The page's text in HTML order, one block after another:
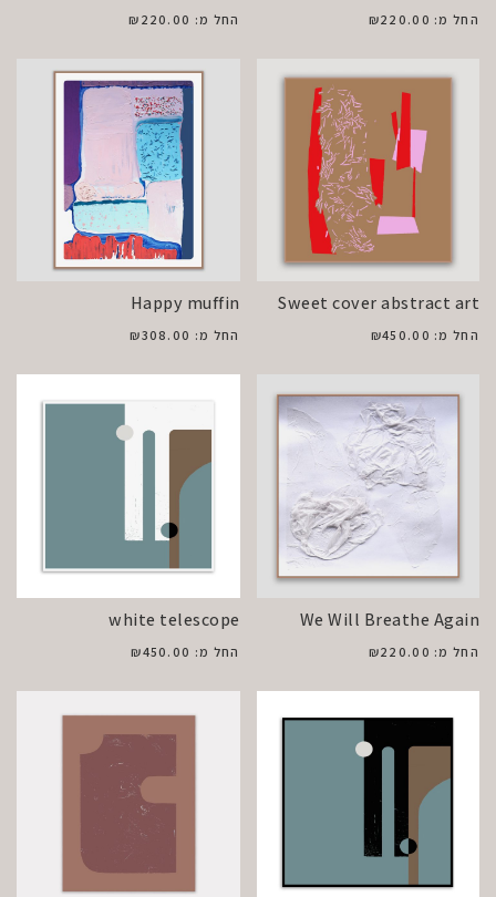
החל מ: ₪220.00 החל מ: ₪ 220.00
Sweet cover abstract art
החל מ: ₪450.00
Happy muffin
החל מ: ₪308.00
We Will Breathe Again
החל מ: ₪220.00
white telescope
החל מ: ₪450.00